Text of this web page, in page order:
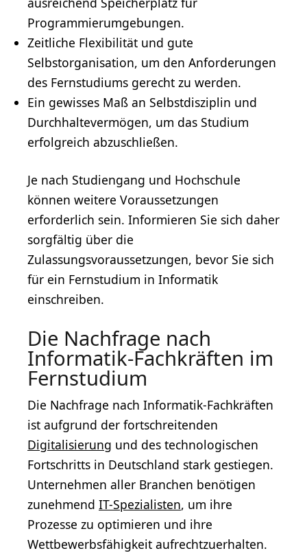
Programmierumgebungen.
Zeitliche Flexibilität und gute
Selbstorganisation, um den Anforderungen
des Fernstudiums gerecht zu werden.
Ein gewisses Maß an Selbstdisziplin und
Durchhaltevermögen, um das Studium
erfolgreich abzuschließen.
Je nach Studiengang und Hochschule
können weitere Voraussetzungen
erforderlich sein. Informieren Sie sich daher
sorgfältig über die
Zulassungsvoraussetzungen, bevor Sie sich
für ein Fernstudium in Informatik
einschreiben.
Die Nachfrage nach
Informatik-Fachkräften im
Fernstudium
Die Nachfrage nach Informatik-Fachkräften
ist aufgrund der fortschreitenden
Digitalisierung und des technologischen
Fortschritts in Deutschland stark gestiegen.
Unternehmen aller Branchen benötigen
zunehmend IT-Spezialisten, um ihre
Prozesse zu optimieren und ihre
Wettbewerbsfähigkeit aufrechtzuerhalten.